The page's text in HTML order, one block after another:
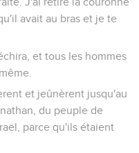
avait au bras et je te
et tous les hommes
et jeûnèrent jusqu'au
du peuple de
parce qu'ils étaient